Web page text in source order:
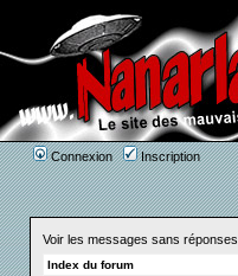
Connexion Inscription
Voir les messages sans réponses
Index du forum